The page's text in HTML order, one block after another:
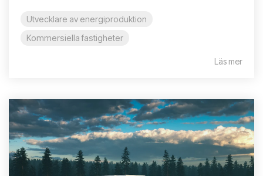
Utvecklare av energiproduktion
Kommersiella fastigheter
Läs mer